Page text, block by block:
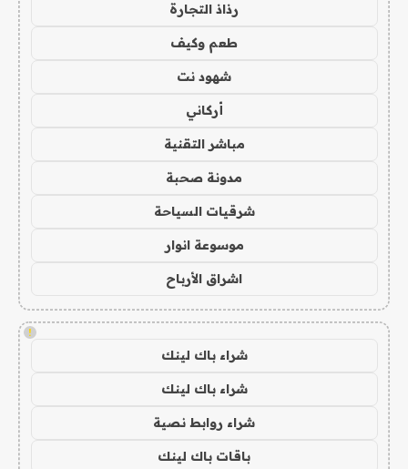
رذاذ التجارة
طعم وكيف
شهود نت
أركاني
مباشر التقنية
مدونة صحبة
شرقيات السياحة
موسوعة انوار
اشراق الأرباح
!
شراء باك لينك
شراء باك لينك
شراء روابط نصية
باقات باك لينك